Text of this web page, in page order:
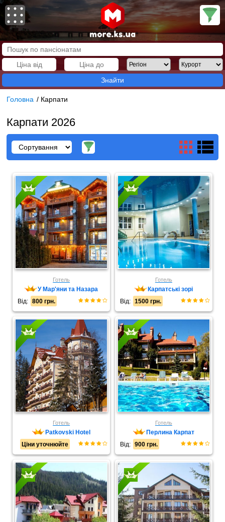
Знайти
Головна / Карпати
Карпати 2026
Готель
У Мар'яни та Назара
Від:
800 грн.
Готель
Карпатські зорі
Від:
1500 грн.
Готель
Patkovski Hotel
Ціни уточнюйте
Готель
Перлина Карпат
Від:
900 грн.